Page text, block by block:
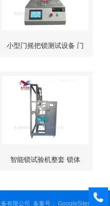
小型门摇把锁测试设备 门
智能锁试验机整套 锁体
有限公司 备案号： GoogleSitemap管